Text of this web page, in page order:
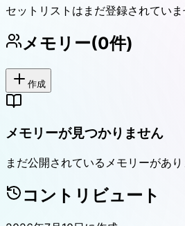
セットリストはまだ登録されてい
メモリー(0件)
作成
メモリーが見つかりません
まだ公開されているメモリーがあり
コントリビュート